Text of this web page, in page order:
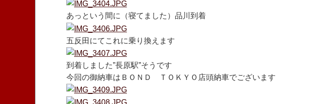
あっという間に（寝てました）品川到着
五反田にてこれに乗り換えます
到着しました”長原駅”そうです
今回の御納車はＢＯＮＤ ＴＯＫＹＯ店頭納車でございます